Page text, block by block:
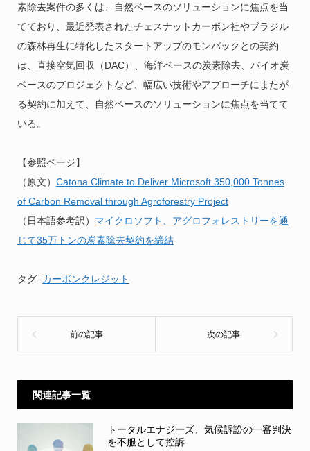
素除去案件の多くは、自然ベースのソリューションに焦点を当
てており、最近発表されたチェスナットカーボン社やブラジル
の森林再生に特化したスタートアップのモンバックとの契約
は、直接空気回収（DAC）、海洋ベースの炭素除去、バイオ炭
ベースのプロジェクトなど、幅広い技術やアプローチにまたが
る契約に加えて、自然ベースのソリューションに焦点を当てて
いる。
【参照ページ】
（原文） Catona Climate to Deliver Microsoft 350,000 Tonnes
of Carbon Removal through Agroforestry Project
（日本語参考訳） マイクロソフト、アグロフォレストリーを通
じて35万トンの炭素除去契約を締結
タグ: カーボンクレジット
関連記事一覧
トータルエナジーズ、気候訴訟の一審判決
を不服として控訴